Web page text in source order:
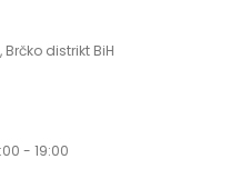
distrikt BiH
- 19:00